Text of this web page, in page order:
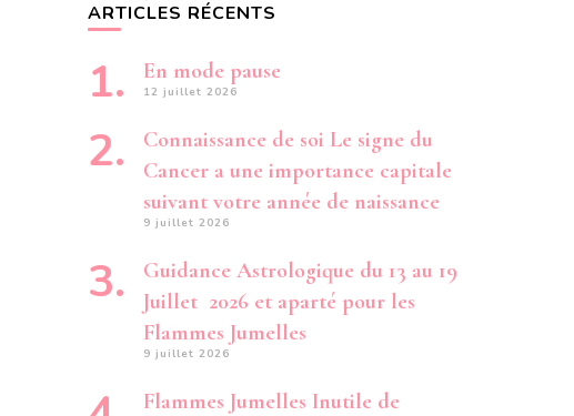
ARTICLES RÉCENTS
En mode pause
12 juillet 2026
Connaissance de soi Le signe du
Cancer a une importance capitale
suivant votre année de naissance
9 juillet 2026
Guidance Astrologique du 13 au 19
Juillet 2026 et aparté pour les
Flammes Jumelles
9 juillet 2026
Flammes Jumelles Inutile de